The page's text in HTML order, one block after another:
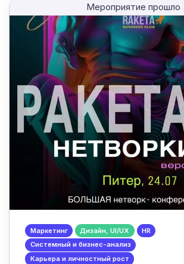
Мероприятие прошло
Маркетинг Дизайн, UI/UX
HR
Системный и бизнес-анализ
Карьера и личностный рост